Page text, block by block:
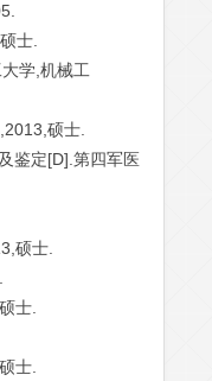
士.
学,机械工
硕士.
鉴定[D].第四军医
硕士.
士.
士.